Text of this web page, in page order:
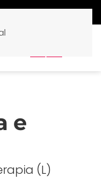
e
(L)